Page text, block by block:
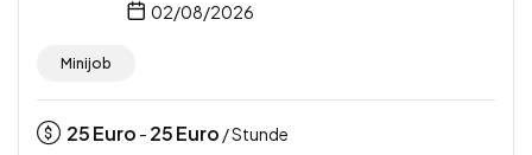
02/08/2026
Minijob
25Euro - 25Euro / Stunde